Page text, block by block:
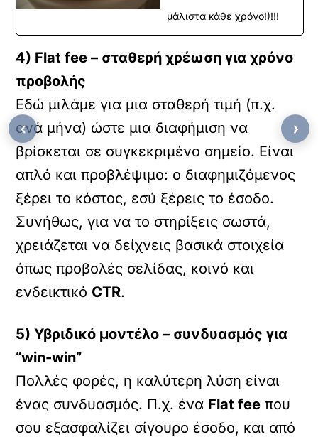
μάλιστα κάθε χρόνο!)!!!
4) Flat fee – σταθερή χρέωση για χρόνο
προβολής
Εδώ μιλάμε για μια σταθερή τιμή (π.χ.
ανά μήνα) ώστε μια διαφήμιση να
βρίσκεται σε συγκεκριμένο σημείο. Είναι
απλό και προβλέψιμο: ο διαφημιζόμενος
ξέρει το κόστος, εσύ ξέρεις το έσοδο.
Συνήθως, για να το στηρίξεις σωστά,
χρειάζεται να δείχνεις βασικά στοιχεία
όπως προβολές σελίδας, κοινό και
ενδεικτικό CTR.
5) Υβριδικό μοντέλο – συνδυασμός για
“win-win”
Πολλές φορές, η καλύτερη λύση είναι
ένας συνδυασμός. Π.χ. ένα Flat fee που
σου εξασφαλίζει σίγουρο έσοδο, και από
‹ ›